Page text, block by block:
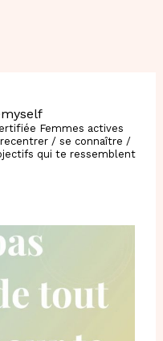
Femmes actives
recentrer / se connaître /
qui te ressemblent